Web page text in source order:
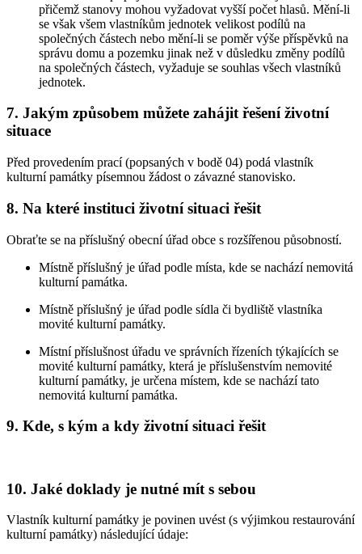
přičemž stanovy mohou vyžadovat vyšší počet hlasů. Mění-li
se však všem vlastníkům jednotek velikost podílů na
společných částech nebo mění-li se poměr výše příspěvků na
správu domu a pozemku jinak než v důsledku změny podílů
na společných částech, vyžaduje se souhlas všech vlastníků
jednotek.
7. Jakým způsobem můžete zahájit řešení životní
situace
Před provedením prací (popsaných v bodě 04) podá vlastník
kulturní památky písemnou žádost o závazné stanovisko.
8. Na které instituci životní situaci řešit
Obraťte se na příslušný obecní úřad obce s rozšířenou působností.
Místně příslušný je úřad podle místa, kde se nachází nemovitá
kulturní památka.
Místně příslušný je úřad podle sídla či bydliště vlastníka
movité kulturní památky.
Místní příslušnost úřadu ve správních řízeních týkajících se
movité kulturní památky, která je příslušenstvím nemovité
kulturní památky, je určena místem, kde se nachází tato
nemovitá kulturní památka.
9. Kde, s kým a kdy životní situaci řešit
10. Jaké doklady je nutné mít s sebou
Vlastník kulturní památky je povinen uvést (s výjimkou restaurování
kulturní památky) následující údaje: